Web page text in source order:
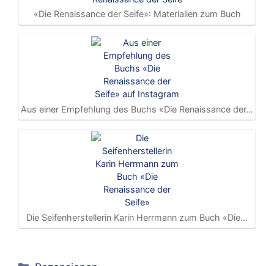
«Die Renaissance der Seife»: Materialien zum Buch
Aus einer Empfehlung des Buchs «Die Renaissance der…
Die Seifenherstellerin Karin Herrmann zum Buch «Die…